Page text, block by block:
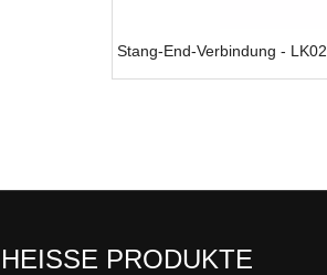
Stang-End-Verbindung - LK02
HEISSE PRODUKTE